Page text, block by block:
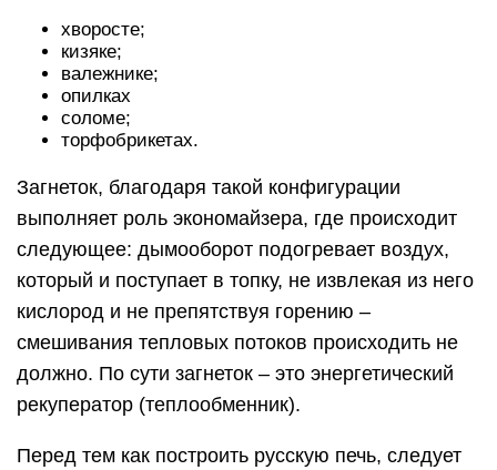
хворосте;
кизяке;
валежнике;
опилках
соломе;
торфобрикетах.
Загнеток, благодаря такой конфигурации
выполняет роль экономайзера, где происходит
следующее: дымооборот подогревает воздух,
который и поступает в топку, не извлекая из него
кислород и не препятствуя горению –
смешивания тепловых потоков происходить не
должно. По сути загнеток – это энергетический
рекуператор (теплообменник).
Перед тем как построить русскую печь, следует